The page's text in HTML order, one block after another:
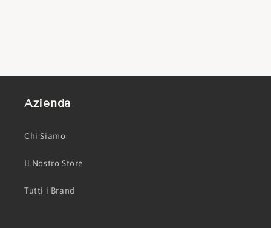
Azienda
Chi Siamo
Il Nostro Store
Tutti i Brand